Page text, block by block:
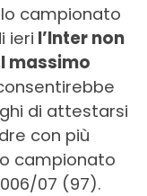
campionato
ieri l’Inter non
massimo
di attestarsi
con più
campionato
07 (97).